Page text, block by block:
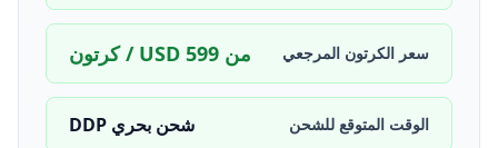
سعر الكرتون المرجعي من USD 599 / كرتون
الوقت المتوقع للشحن شحن بحري DDP